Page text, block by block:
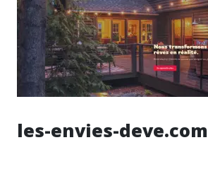
les-envies-deve.com